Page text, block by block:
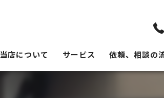
当店について サービス 依頼、相談の